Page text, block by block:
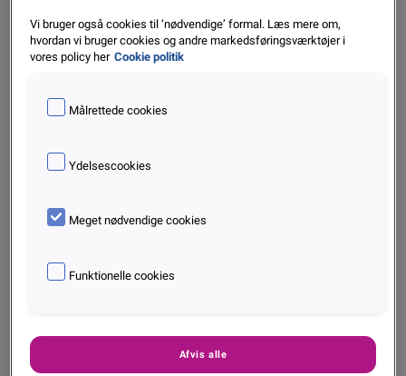
Du vil måske også finde dette interessant
Vi bruger også cookies til ‘nødvendige’ formal. Læs mere om,
hvordan vi bruger cookies og andre markedsføringsværktøjer i
vores policy her Cookie politik
Målrettede cookies
Ydelsescookies
Meget nødvendige cookies
Funktionelle cookies
Afvis alle